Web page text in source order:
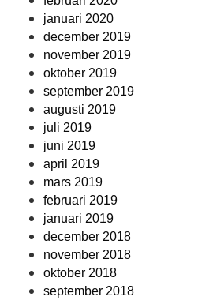
januari 2020
december 2019
november 2019
oktober 2019
september 2019
augusti 2019
juli 2019
juni 2019
april 2019
mars 2019
februari 2019
januari 2019
december 2018
november 2018
oktober 2018
september 2018